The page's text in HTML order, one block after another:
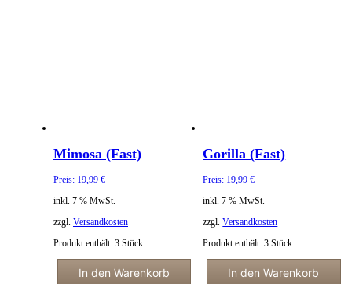
Mimosa (Fast)
Preis: 19,99 €
inkl. 7 % MwSt.
zzgl. Versandkosten
Produkt enthält: 3 Stück
In den Warenkorb
Gorilla (Fast)
Preis: 19,99€
inkl. 7 % MwSt.
zzgl.Versandkosten
Produkt enthält: 3Stück
In den Warenkorb